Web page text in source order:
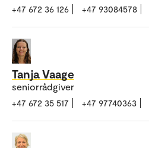
+47 672 36 126 +47 93084578
Tanja Vaage
seniorrådgiver
+47 672 35 517 +47 97740363